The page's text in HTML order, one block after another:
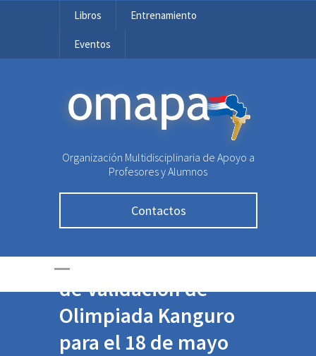
Libros Entrenamiento
Eventos
OMAPA
Organización Multidisciplinaria de Apoyo a
Profesores y Alumnos
Contactos
Se posterga Prueba
de Validación de
Olimpiada Kanguro
para el 18 de mayo